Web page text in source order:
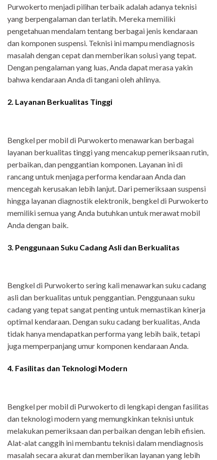
Purwokerto menjadi pilihan terbaik adalah adanya teknisi
yang berpengalaman dan terlatih. Mereka memiliki
pengetahuan mendalam tentang berbagai jenis kendaraan
dan komponen suspensi. Teknisi ini mampu mendiagnosis
masalah dengan cepat dan memberikan solusi yang tepat.
Dengan pengalaman yang luas, Anda dapat merasa yakin
bahwa kendaraan Anda di tangani oleh ahlinya.
2. Layanan Berkualitas Tinggi
Bengkel per mobil di Purwokerto menawarkan berbagai
layanan berkualitas tinggi yang mencakup pemeriksaan rutin,
perbaikan, dan penggantian komponen. Layanan ini di
rancang untuk menjaga performa kendaraan Anda dan
mencegah kerusakan lebih lanjut. Dari pemeriksaan suspensi
hingga layanan diagnostik elektronik, bengkel di Purwokerto
memiliki semua yang Anda butuhkan untuk merawat mobil
Anda dengan baik.
3. Penggunaan Suku Cadang Asli dan Berkualitas
Bengkel di Purwokerto sering kali menawarkan suku cadang
asli dan berkualitas untuk penggantian. Penggunaan suku
cadang yang tepat sangat penting untuk memastikan kinerja
optimal kendaraan. Dengan suku cadang berkualitas, Anda
tidak hanya mendapatkan performa yang lebih baik, tetapi
juga memperpanjang umur komponen kendaraan Anda.
4. Fasilitas dan Teknologi Modern
Bengkel per mobil di Purwokerto di lengkapi dengan fasilitas
dan teknologi modern yang memungkinkan teknisi untuk
melakukan pemeriksaan dan perbaikan dengan lebih efisien.
Alat-alat canggih ini membantu teknisi dalam mendiagnosis
masalah secara akurat dan memberikan layanan yang lebih